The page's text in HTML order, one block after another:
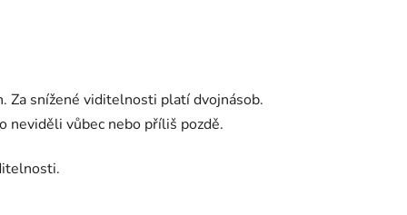
Za snížené viditelnosti platí dvojnásob.
neviděli vůbec nebo příliš pozdě.